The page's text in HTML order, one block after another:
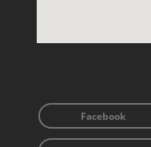
Facebook